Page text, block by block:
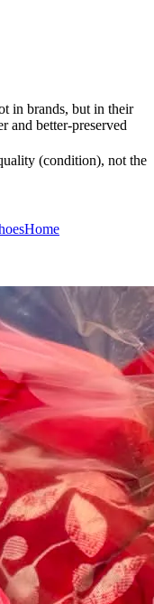
in brands, but in their
and better-preserved
(condition), not the
Home